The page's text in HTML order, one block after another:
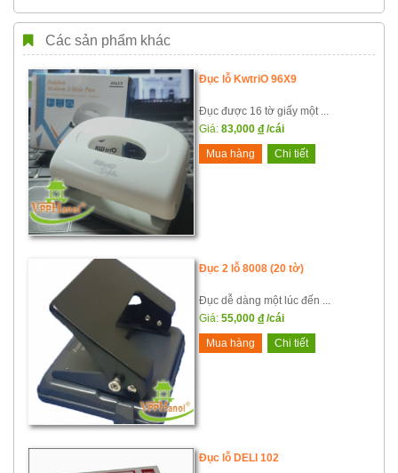
Các sản phẩm khác
Đục lỗ KwtriO 96X9
Đục được 16 tờ giấy một ...
Giá: 83,000 đ /cái
Mua hàng
Chi tiết
Đục 2 lỗ 8008 (20 tờ)
Đục dễ dàng một lúc đến ...
Giá: 55,000 đ /cái
Mua hàng
Chi tiết
Đục lỗ DELI 102